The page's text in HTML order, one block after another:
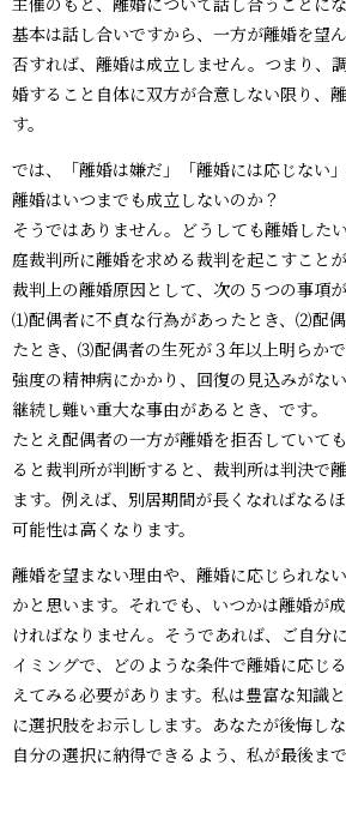
基本は話し合いですから、一方が離婚を望
否すれば、離婚は成立しません。つまり、
婚すること自体に双方が合意しない限り、
す。
では、「離婚は嫌だ」「離婚には応じない
離婚はいつまでも成立しないのか？
そうではありません。どうしても離婚した
庭裁判所に離婚を求める裁判を起こすこと
裁判上の離婚原因として、次の５つの事項
⑴配偶者に不貞な行為があったとき、⑵配
たとき、⑶配偶者の生死が３年以上明らか
強度の精神病にかかり、回復の見込みがな
継続し難い重大な事由があるとき、です。
たとえ配偶者の一方が離婚を拒否していて
ると裁判所が判断すると、裁判所は判決で
ます。例えば、別居期間が長くなればなる
可能性は高くなります。
離婚を望まない理由や、離婚に応じられな
かと思います。それでも、いつかは離婚が
ければなりません。そうであれば、ご自分
イミングで、どのような条件で離婚に応じ
えてみる必要があります。私は豊富な知識
に選択肢をお示しします。あなたが後悔し
自分の選択に納得できるよう、私が最後ま